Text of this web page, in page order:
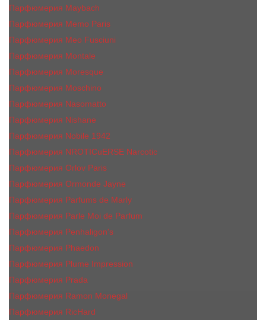
Парфюмерия Maybach
Парфюмерия Memo Paris
Парфюмерия Meo Fusciuni
Парфюмерия Montale
Парфюмерия Moresque
Парфюмерия Moschino
Парфюмерия Nasomatto
Парфюмерия Nishane
Парфюмерия Nobile 1942
Парфюмерия NROTICuERSE Narcotic
Парфюмерия Orlov Paris
Парфюмерия Ormonde Jayne
Парфюмерия Parfums de Marly
Парфюмерия Parle Moi de Parfum
Парфюмерия Penhaligon's
Парфюмерия Phaedon
Парфюмерия Plume Impression
Парфюмерия Prada
Парфюмерия Ramon Monegal
Парфюмерия RicHard